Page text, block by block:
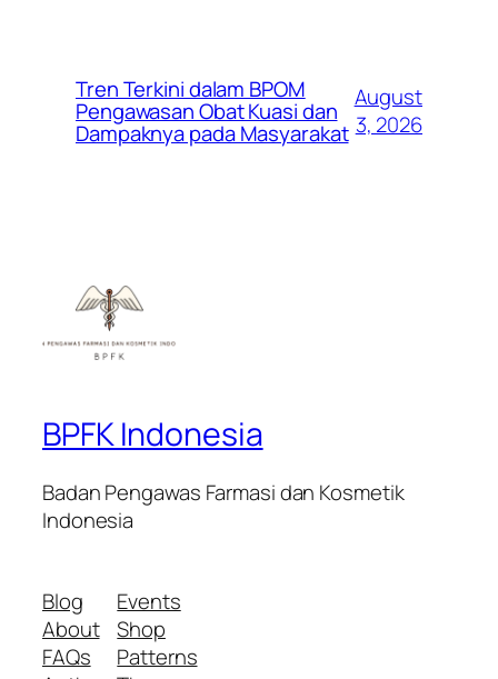
Tren Terkini dalam BPOM
Pengawasan Obat Kuasi dan
Dampaknya pada Masyarakat
August
3, 2026
BPFK Indonesia
Badan Pengawas Farmasi dan Kosmetik
Indonesia
Blog
About
FAQs
Events
Shop
Patterns